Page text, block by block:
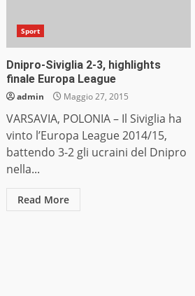
Sport
Dnipro-Siviglia 2-3, highlights
finale Europa League
admin Maggio 27, 2015
VARSAVIA, POLONIA – Il Siviglia ha
vinto l’Europa League 2014/15,
battendo 3-2 gli ucraini del Dnipro
nella...
Read More